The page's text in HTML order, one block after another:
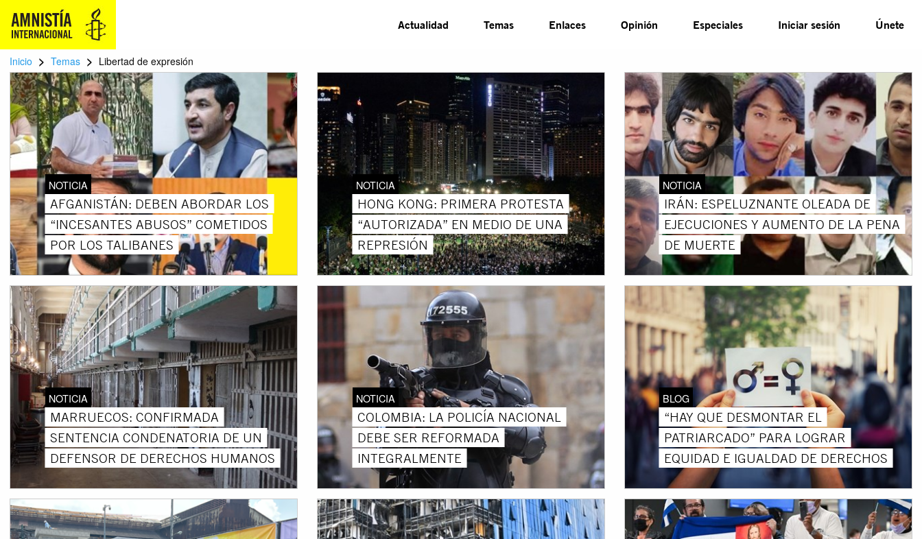
Actualidad Temas Enlaces Opinión Especiales Iniciar sesión Únete
Inicio > Temas > Libertad de expresión
NOTICIA
AFGANISTÁN: DEBEN ABORDAR LOS
“INCESANTES ABUSOS” COMETIDOS
POR LOS TALIBANES
NOTICIA
HONG KONG: PRIMERA PROTESTA
“AUTORIZADA” EN MEDIO DE UNA
REPRESIÓN
NOTICIA
IRÁN: ESPELUZNANTE OLEADA DE
EJECUCIONES Y AUMENTO DE LA PENA
DE MUERTE
NOTICIA
MARRUECOS: CONFIRMADA
SENTENCIA CONDENATORIA DE UN
DEFENSOR DE DERECHOS HUMANOS
NOTICIA
COLOMBIA: LA POLICÍA NACIONAL
DEBE SER REFORMADA
INTEGRALMENTE
BLOG
“HAY QUE DESMONTAR EL
PATRIARCADO” PARA LOGRAR
EQUIDAD E IGUALDAD DE DERECHOS